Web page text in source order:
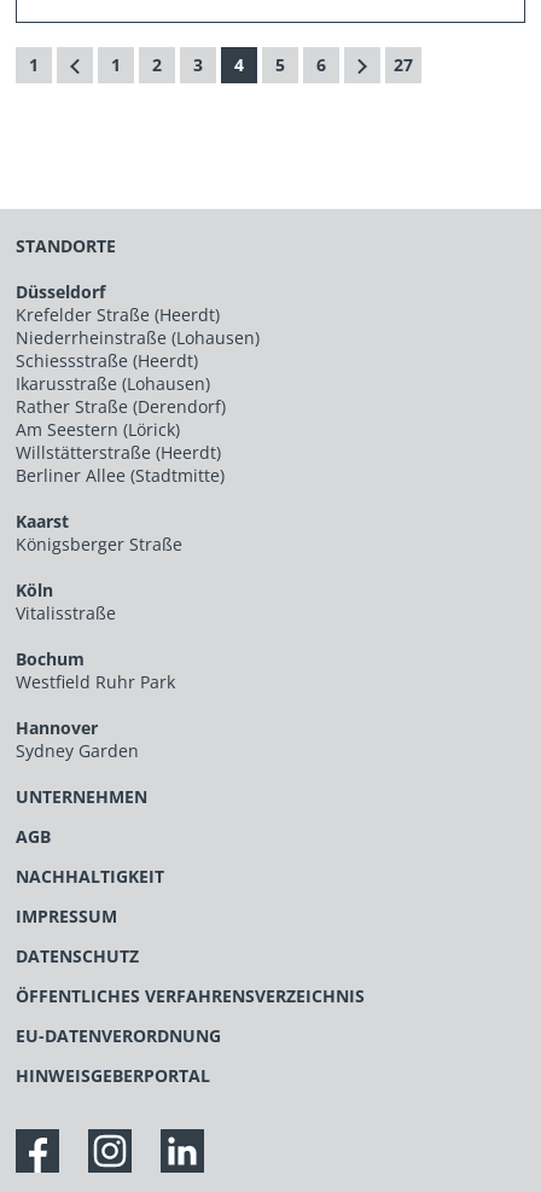
1 1 2 3 4 5 6 27
STANDORTE
Düsseldorf
Krefelder Straße (Heerdt)
Niederrheinstraße (Lohausen)
Schiessstraße (Heerdt)
Ikarusstraße (Lohausen)
Rather Straße (Derendorf)
Am Seestern (Lörick)
Willstätterstraße (Heerdt)
Berliner Allee (Stadtmitte)
Kaarst
Königsberger Straße
Köln
Vitalisstraße
Bochum
Westfield Ruhr Park
Hannover
Sydney Garden
UNTERNEHMEN
AGB
NACHHALTIGKEIT
IMPRESSUM
DATENSCHUTZ
ÖFFENTLICHES VERFAHRENSVERZEICHNIS
EU-DATENVERORDNUNG
HINWEISGEBERPORTAL